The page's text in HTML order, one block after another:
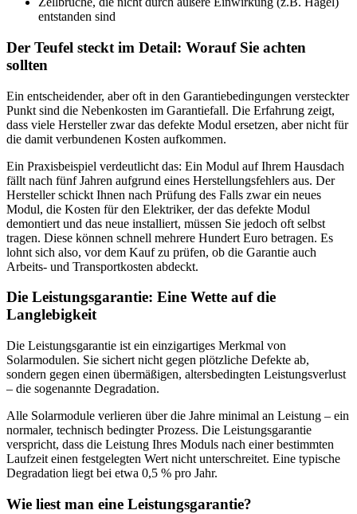
entstanden sind
Der Teufel steckt im Detail: Worauf Sie achten
sollten
Ein entscheidender, aber oft in den Garantiebedingungen versteckter
Punkt sind die Nebenkosten im Garantiefall. Die Erfahrung zeigt,
dass viele Hersteller zwar das defekte Modul ersetzen, aber nicht für
die damit verbundenen Kosten aufkommen.
Ein Praxisbeispiel verdeutlicht das: Ein Modul auf Ihrem Hausdach
fällt nach fünf Jahren aufgrund eines Herstellungsfehlers aus. Der
Hersteller schickt Ihnen nach Prüfung des Falls zwar ein neues
Modul, die Kosten für den Elektriker, der das defekte Modul
demontiert und das neue installiert, müssen Sie jedoch oft selbst
tragen. Diese können schnell mehrere Hundert Euro betragen. Es
lohnt sich also, vor dem Kauf zu prüfen, ob die Garantie auch
Arbeits- und Transportkosten abdeckt.
Die Leistungsgarantie: Eine Wette auf die
Langlebigkeit
Die Leistungsgarantie ist ein einzigartiges Merkmal von
Solarmodulen. Sie sichert nicht gegen plötzliche Defekte ab,
sondern gegen einen übermäßigen, altersbedingten Leistungsverlust
– die sogenannte Degradation.
Alle Solarmodule verlieren über die Jahre minimal an Leistung – ein
normaler, technisch bedingter Prozess. Die Leistungsgarantie
verspricht, dass die Leistung Ihres Moduls nach einer bestimmten
Laufzeit einen festgelegten Wert nicht unterschreitet. Eine typische
Degradation liegt bei etwa 0,5 % pro Jahr.
Wie liest man eine Leistungsgarantie?